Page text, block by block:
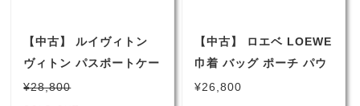
【中古】 ルイヴィトン
ヴィトン パスポートケー
ス ブラウン モノグラム
¥28,800
【中古】 ロエベ LOEWE
巾着 バッグ ポーチ パウ
ラズイビザ (Paula's
¥26,800